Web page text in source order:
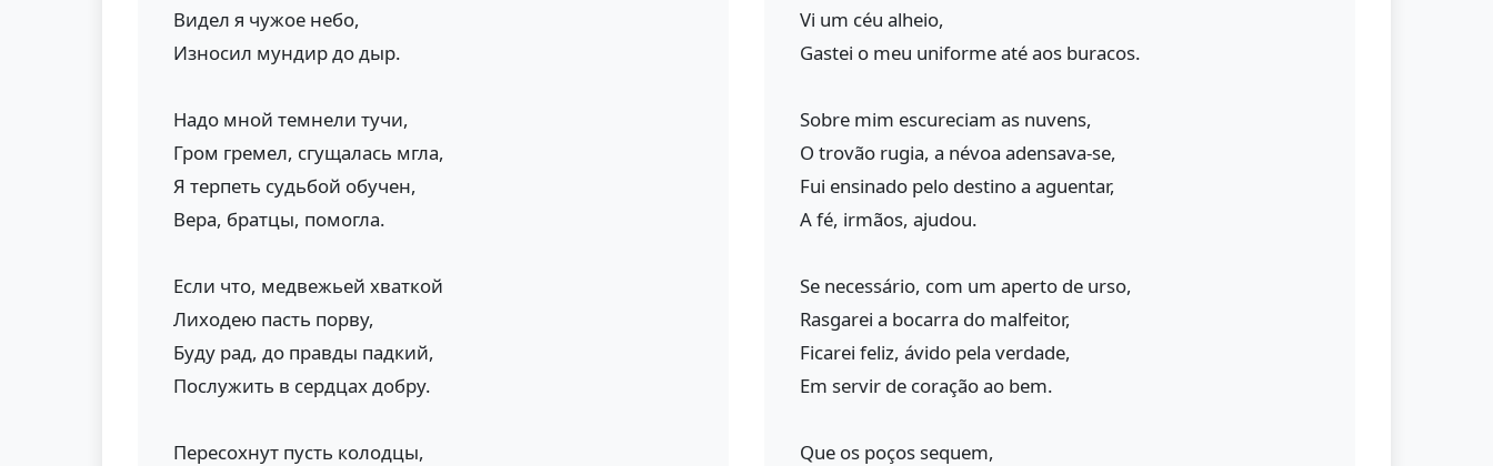
Видел я чужое небо,
Износил мундир до дыр.
Надо мной темнели тучи,
Гром гремел, сгущалась мгла,
Я терпеть судьбой обучен,
Вера, братцы, помогла.
Если что, медвежьей хваткой
Лиходею пасть порву,
Буду рад, до правды падкий,
Послужить в сердцах добру.
Пересохнут пусть колодцы,
Vi um céu alheio,
Gastei o meu uniforme até aos buracos.
Sobre mim escureciam as nuvens,
O trovão rugia, a névoa adensava-se,
Fui ensinado pelo destino a aguentar,
A fé, irmãos, ajudou.
Se necessário, com um aperto de urso,
Rasgarei a bocarra do malfeitor,
Ficarei feliz, ávido pela verdade,
Em servir de coração ao bem.
Que os poços sequem,